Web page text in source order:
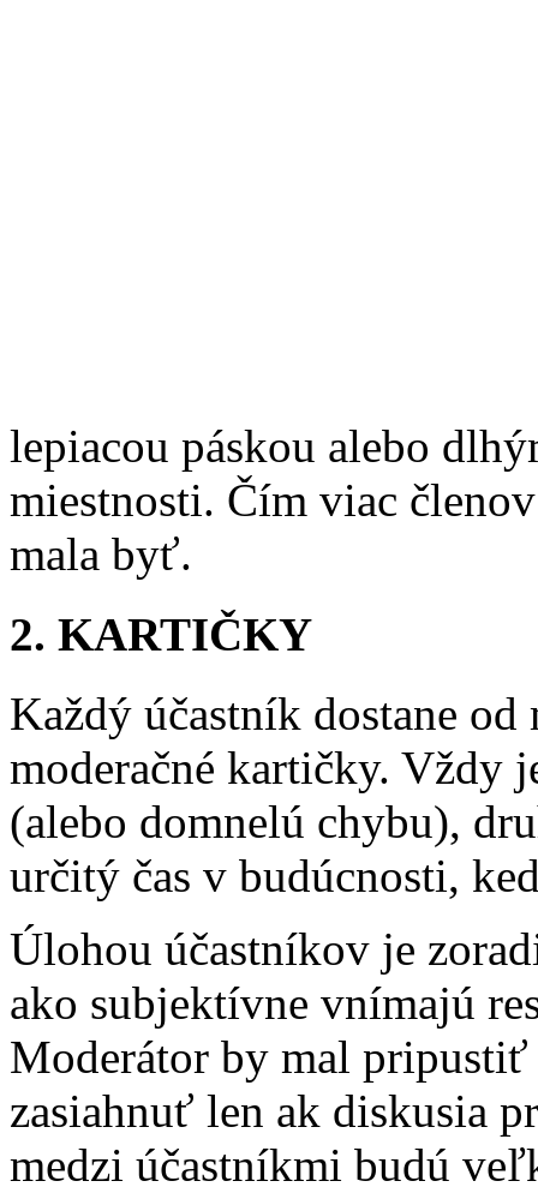
lepiacou páskou alebo
miestnosti. Čím viac
mala byť.
2. KARTIČKY
Každý účastník dostane
moderačné kartičky. Vždy
(alebo domnelú chybu),
určitý čas v budúcnosti,
Úlohou účastníkov je
ako subjektívne vnímajú
Moderátor by mal
zasiahnuť len ak diskusia
medzi účastníkmi budú